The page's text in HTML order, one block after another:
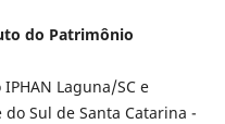
do Patrimônio
Laguna/SC e
Sul de Santa Catarina -